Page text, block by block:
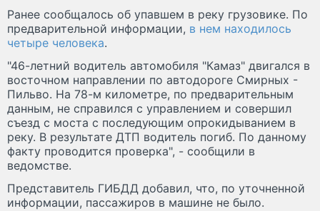
Ранее сообщалось об упавшем в реку грузовике. По
предварительной информации, в нем находилось
четыре человека.
"46-летний водитель автомобиля "Камаз" двигался в
восточном направлении по автодороге Смирных -
Пильво. На 78-м километре, по предварительным
данным, не справился с управлением и совершил
съезд с моста с последующим опрокидыванием в
реку. В результате ДТП водитель погиб. По данному
факту проводится проверка", - сообщили в
ведомстве.
Представитель ГИБДД добавил, что, по уточненной
информации, пассажиров в машине не было.